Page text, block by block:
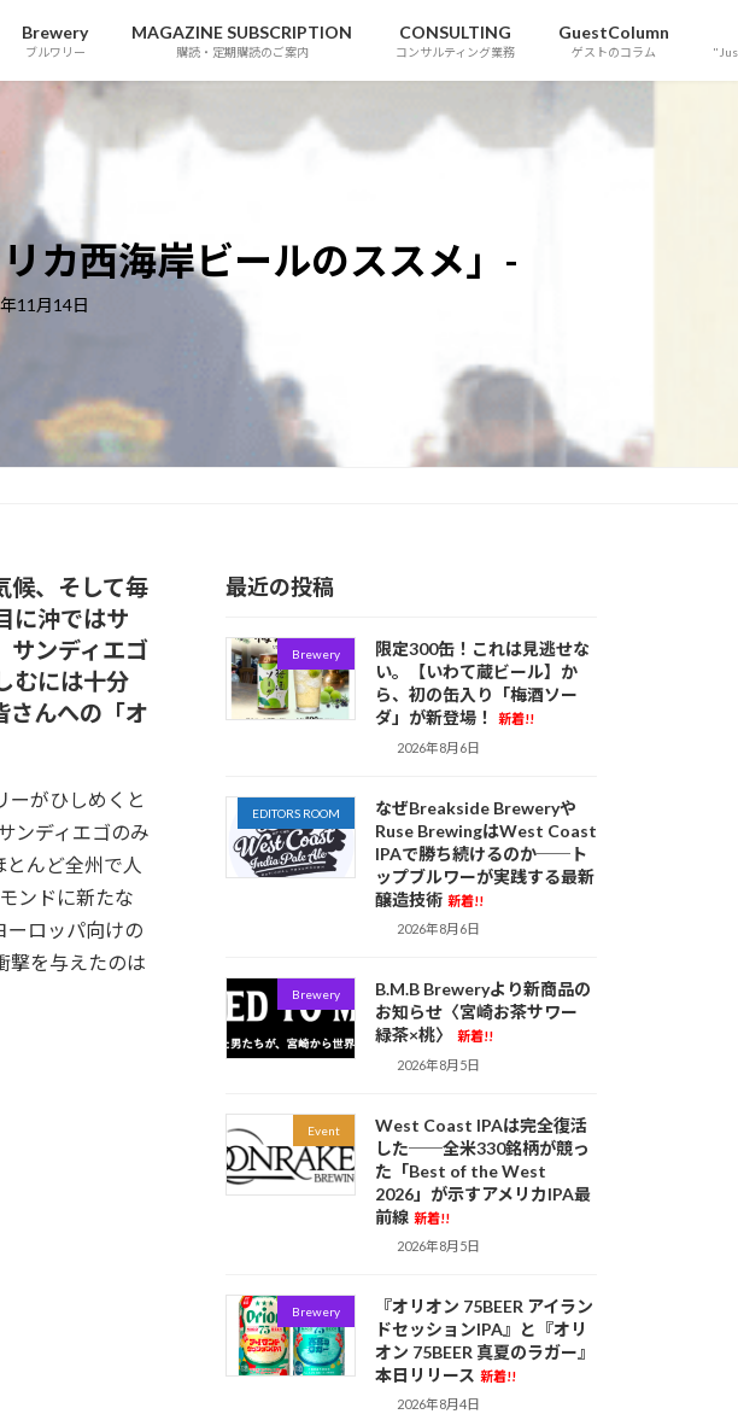
Brewery
ブルワリー
MAGAZINE SUBSCRIPTION
購読・定期購読のご案内
CONSULTING
コンサルティング業務
GuestColumn
ゲストのコラム
カ西海岸ビールのススメ」-
11月14日
候、そして毎
に沖ではサ
サンディエゴ
むには十分
さんへの「オ
がひしめくと
ンディエゴのみ
んど全州で人
ンドに新たな
ーロッパ向けの
撃を与えたのは
最近の投稿
Brewery
限定300缶！これは見逃せな
い。【いわて蔵ビール】か
ら、初の缶入り「梅酒ソー
ダ」が新登場！
新着!!
2026年8月6日
EDITORS ROOM
なぜBreakside Breweryや
Ruse BrewingはWest Coast
IPAで勝ち続けるのか──ト
ップブルワーが実践する最新
醸造技術 新着!!
2026年8月6日
Brewery
B.M.B Breweryより新商品の
お知らせ〈宮崎お茶サワー
緑茶×桃〉
新着!!
2026年8月5日
Event
West Coast IPAは完全復活
した──全米330銘柄が競っ
た「Best of the West
2026」が示すアメリカIPA最
前線 新着!!
2026年8月5日
Brewery
『オリオン 75BEER アイラン
ドセッションIPA』と『オリ
オン 75BEER 真夏のラガー』
本日リリース 新着!!
2026年8月4日